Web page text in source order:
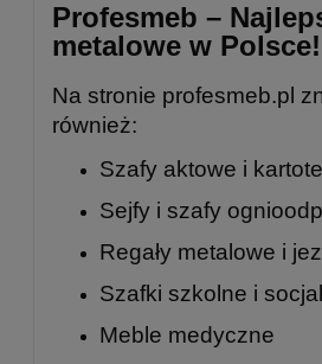
Profesmeb –
metalowe w Polsce!
Na stronie profesmeb.pl
również:
Szafy aktowe i
Sejfy i szafy
Regały metalowe i
Szafki szkolne i
Meble medyczne